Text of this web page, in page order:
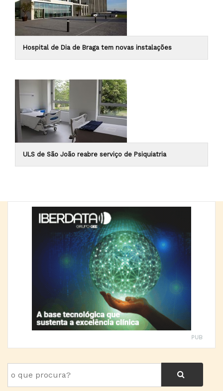
Hospital de Dia de Braga tem novas instalações
ULS de São João reabre serviço de Psiquiatria
PUB